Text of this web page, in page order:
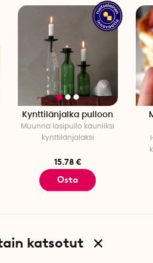
Kynttilänjalka pulloon
Muunna lasipullo kauniiksi
kynttilänjalaksi
15.78 €
Osta
katsotut